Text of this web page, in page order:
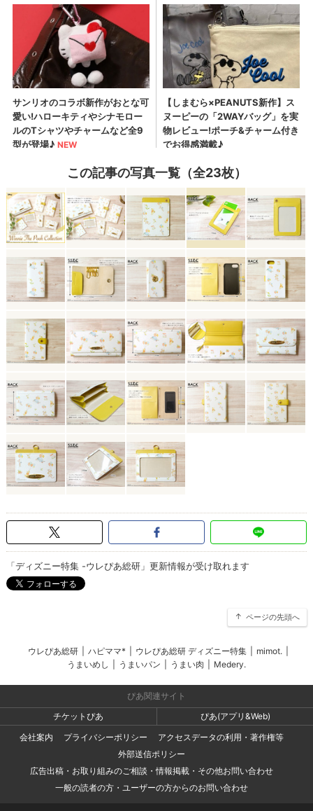
この記事の写真一覧（全23枚）
「ディズニー特集 -ウレぴあ総研」更新情報が受け取れます
ページの先頭へ
ウレぴあ総研 ハピママ* ウレぴあ総研 ディズニー特集 mimot.
うまいめし
うまいパン うまい肉 Medery.
ぴあ関連サイト
チケットぴあ
ぴあ(アプリ&Web)
会社案内
プライバシーポリシー
アクセスデータの利用・著作権等
外部送信ポリシー
広告出稿・お取り組みのご相談・情報掲載・その他お問い合わせ
一般の読者の方・ユーザーの方からのお問い合わせ